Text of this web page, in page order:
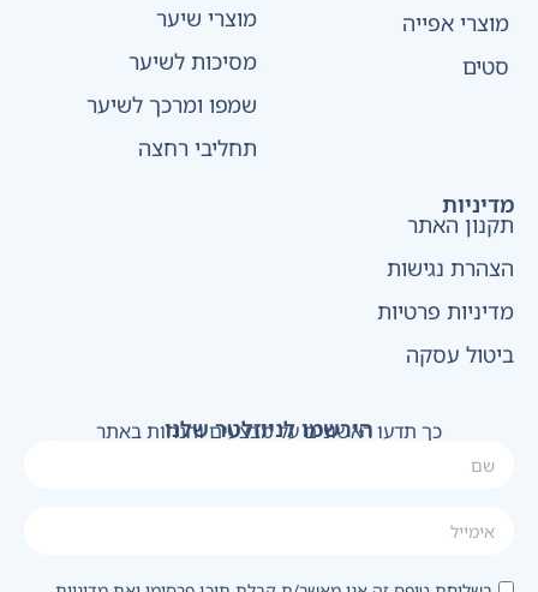
מוצרי אפייה
סטים
מוצרי שיער
מסיכות לשיער
שמפו ומרכך לשיער
תחליבי רחצה
מדיניות
תקנון האתר
הצהרת נגישות
מדיניות פרטיות
ביטול עסקה
הירשמו לניוזלטר שלנו
כך תדעו ראשונים על מבצעים והנחות באתר